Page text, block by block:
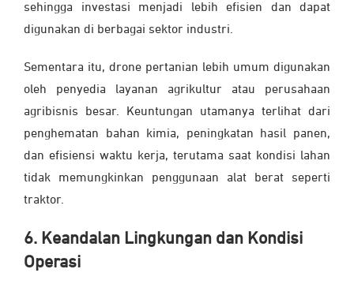
sehingga investasi menjadi lebih efisien dan dapat
digunakan di berbagai sektor industri.
Sementara itu, drone pertanian lebih umum digunakan
oleh penyedia layanan agrikultur atau perusahaan
agribisnis besar. Keuntungan utamanya terlihat dari
penghematan bahan kimia, peningkatan hasil panen,
dan efisiensi waktu kerja, terutama saat kondisi lahan
tidak memungkinkan penggunaan alat berat seperti
traktor.
6. Keandalan Lingkungan dan Kondisi
Operasi